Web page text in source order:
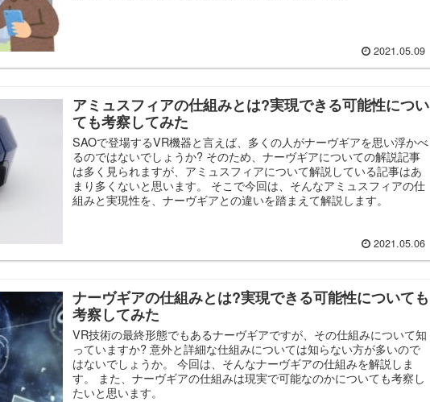
2021.05.09
アミュスフィアの仕組みとは?実現できる可能性につい
ても考察してみた
SAOで登場するVR機器と言えば、多くの人がナーヴギアを思い浮かべ
るのではないでしょうか? そのため、ナーヴギアについての解説記事
は多く見られますが、アミュスフィアについて解説している記事はあ
まり多くないと思います。 そこで今回は、そんなアミュスフィアの仕
組みと実現性を、ナーヴギアとの違いを踏まえて解説します。
2021.05.06
ナーヴギアの仕組みとは?実現できる可能性についても
考察してみた
VR技術の最終形態でもあるナーヴギアですが、その仕組みについて知
っていますか? 意外と詳細な仕組みについては知らない方が多いので
はないでしょうか。 今回は、そんなナーヴギアの仕組みを解説しま
す。 また、ナーヴギアの仕組みは現実で可能なのかについても考察し
たいと思います。